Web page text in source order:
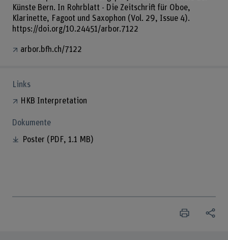
Künste Bern. In Rohrblatt - Die Zeitschrift für Oboe,
Klarinette, Fagoot und Saxophon (Vol. 29, Issue 4).
https://doi.org/10.24451/arbor.7122
arbor.bfh.ch/7122
Links
HKB Interpretation
Dokumente
Poster (PDF, 1.1 MB)